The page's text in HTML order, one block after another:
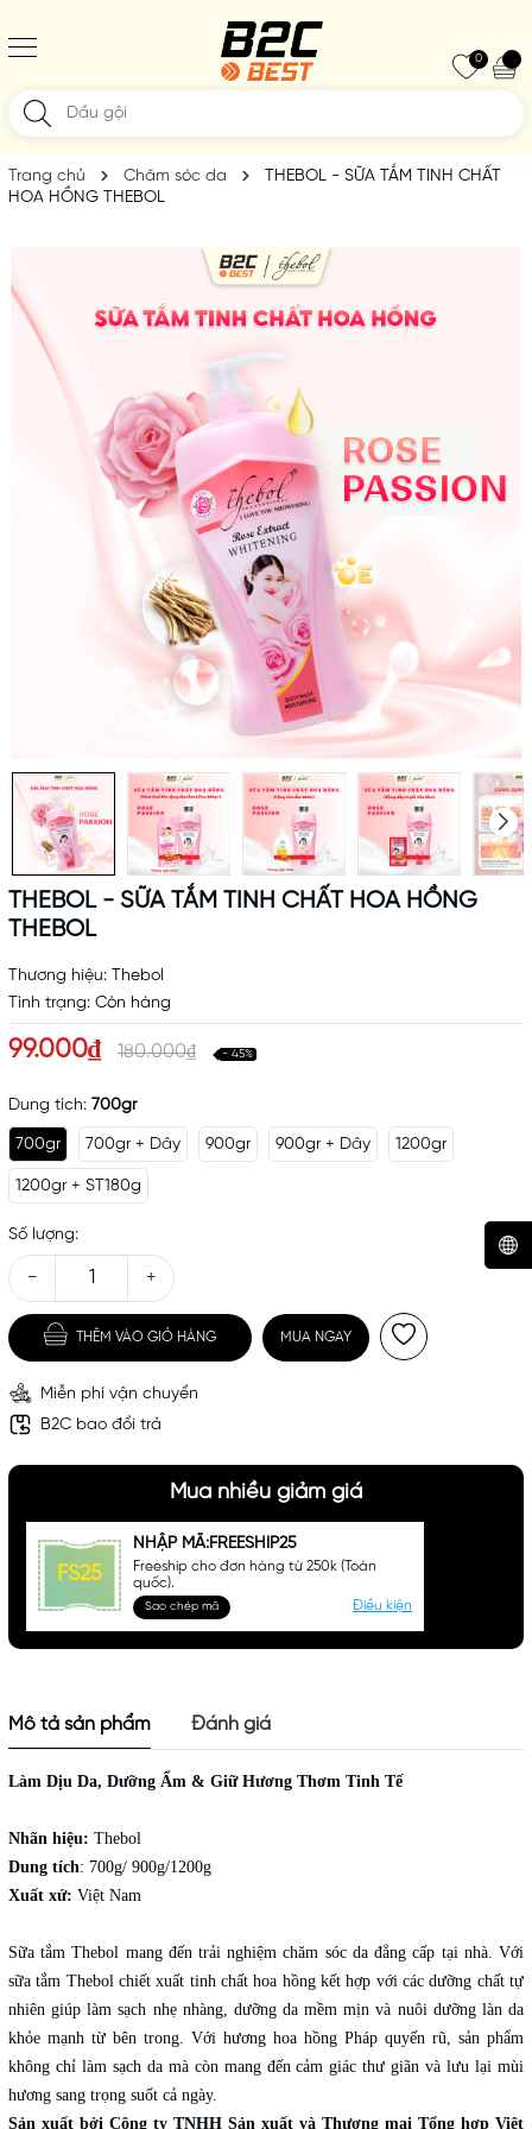
0
Trang chủ Chăm sóc da
THEBOL - SỮA TẮM TINH CHẤT
HOA HỒNG THEBOL
THEBOL - SỮA TẮM TINH CHẤT HOA HỒNG
THEBOL
Thương hiệu: Thebol
Tình trạng: Còn hàng
99.000₫ 180.000₫ - 45%
Dung tích: 700gr
700gr 700gr + Dây 900gr 900gr + Dây 1200gr
1200gr + ST180g
Số lượng:
− +
THÊM VÀO GIỎ HÀNG MUA NGAY
Miễn phí vận chuyển
B2C bao đổi trả
Mua nhiều giảm giá
FS25
NHẬP MÃ:FREESHIP25
Freeship cho đơn hàng từ 250k (Toàn
quốc).
Sao chép mã Điều kiện
Mã khuyến mãi:
Điều kiện:
Mô tả sản phẩm Đánh giá
Làm Dịu Da, Dưỡng Ẩm & Giữ Hương Thơm Tinh Tế
Nhãn hiệu: Thebol
Dung tích: 700g/ 900g/1200g
Xuất xứ: Việt Nam
Sữa tắm Thebol mang đến trải nghiệm chăm sóc da đẳng cấp tại nhà. Với
sữa tắm Thebol chiết xuất tinh chất hoa hồng kết hợp với các dưỡng chất tự
nhiên giúp làm sạch nhẹ nhàng, dưỡng da mềm mịn và nuôi dưỡng làn da
khỏe mạnh từ bên trong. Với hương hoa hồng Pháp quyến rũ, sản phẩm
không chỉ làm sạch da mà còn mang đến cảm giác thư giãn và lưu lại mùi
hương sang trọng suốt cả ngày.
Sản xuất bởi Công ty TNHH Sản xuất và Thương mại Tổng hợp Việt